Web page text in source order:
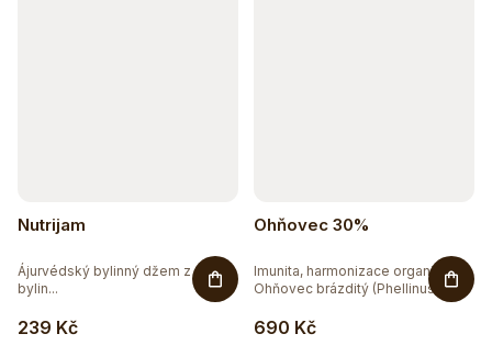
Nutrijam
239 Kč
Ájurvédský bylinný džem z 15
bylin...
Ohňovec 30%
690 Kč
Imunita, harmonizace organismu.
Ohňovec brázditý (Phellinus...